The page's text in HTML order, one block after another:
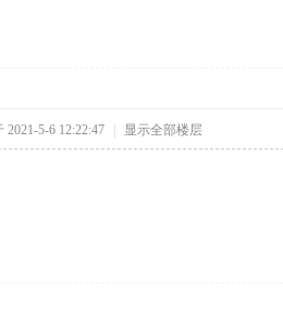
2021-5-6 12:22:47 显示全部楼层